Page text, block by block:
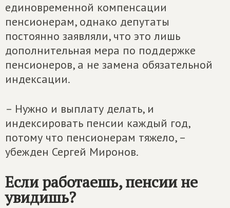
единовременной компенсации
пенсионерам, однако депутаты
постоянно заявляли, что это лишь
дополнительная мера по поддержке
пенсионеров, а не замена обязательной
индексации.
– Нужно и выплату делать, и
индексировать пенсии каждый год,
потому что пенсионерам тяжело, –
убежден Сергей Миронов.
Если работаешь, пенсии не
увидишь?